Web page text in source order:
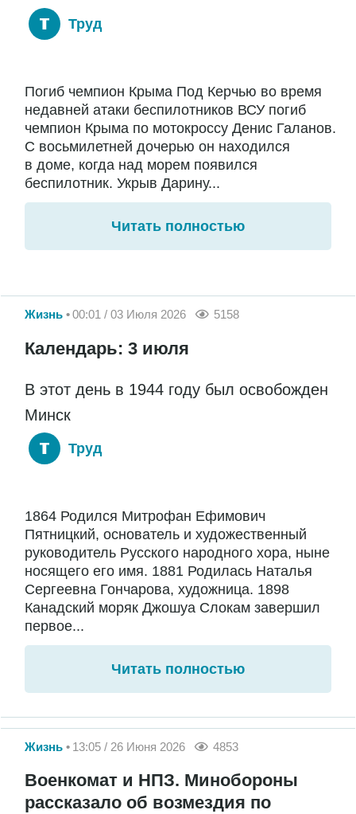
Труд
Погиб чемпион Крыма Под Керчью во время
недавней атаки беспилотников ВСУ погиб
чемпион Крыма по мотокроссу Денис Галанов.
С восьмилетней дочерью он находился
в доме, когда над морем появился
беспилотник. Укрыв Дарину...
Читать полностью
Жизнь 00:01 / 03 Июля 2026 5158
Календарь: 3 июля
В этот день в 1944 году был освобожден
Минск
Труд
1864 Родился Митрофан Ефимович
Пятницкий, основатель и художественный
руководитель Русского народного хора, ныне
носящего его имя. 1881 Родилась Наталья
Сергеевна Гончарова, художница. 1898
Канадский моряк Джошуа Слокам завершил
первое...
Читать полностью
Жизнь 13:05 / 26 Июня 2026 4853
Военкомат и НПЗ. Минобороны
рассказало об возмездия по